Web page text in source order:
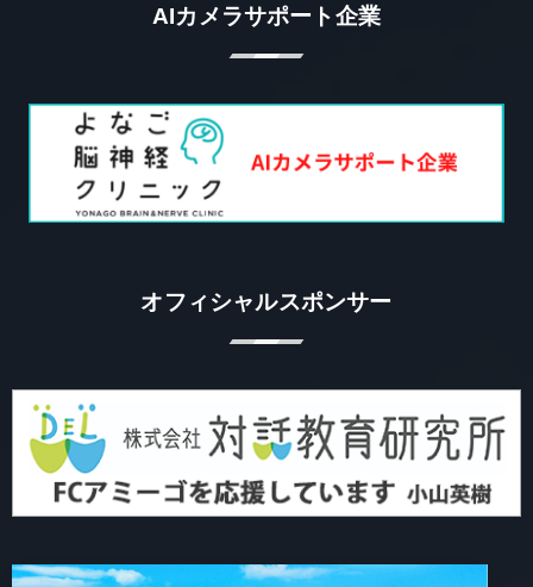
AIカメラサポート企業
オフィシャルスポンサー